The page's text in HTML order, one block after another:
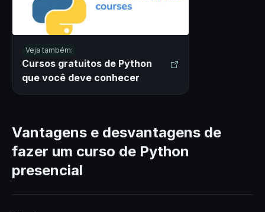
Veja também:
Cursos gratuitos de Python
que você deve conhecer
Vantagens e desvantagens de
fazer um curso de Python
presencial